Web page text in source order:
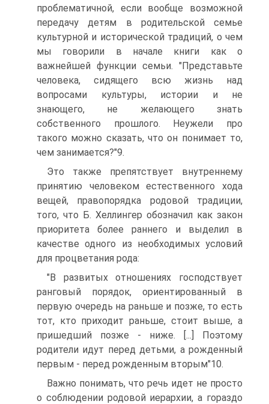
проблематичной, если вообще возможной
передачу детям в родительской семье
культурной и исторической традиций, о чем
мы говорили в начале книги как о
важнейшей функции семьи. "Представьте
человека, сидящего всю жизнь над
вопросами культуры, истории и не
знающего, не желающего знать
собственного прошлого. Неужели про
такого можно сказать, что он понимает то,
чем занимается?"9.
Это также препятствует внутреннему
принятию человеком естественного хода
вещей, правопорядка родовой традиции,
того, что Б. Хеллингер обозначил как закон
приоритета более раннего и выделил в
качестве одного из необходимых условий
для процветания рода:
"В развитых отношениях господствует
ранговый порядок, ориентированный в
первую очередь на раньше и позже, то есть
тот, кто приходит раньше, стоит выше, а
пришедший позже - ниже. [...] Поэтому
родители идут перед детьми, а рожденный
первым - перед рожденным вторым"10.
Важно понимать, что речь идет не просто
о соблюдении родовой иерархии, а гораздо